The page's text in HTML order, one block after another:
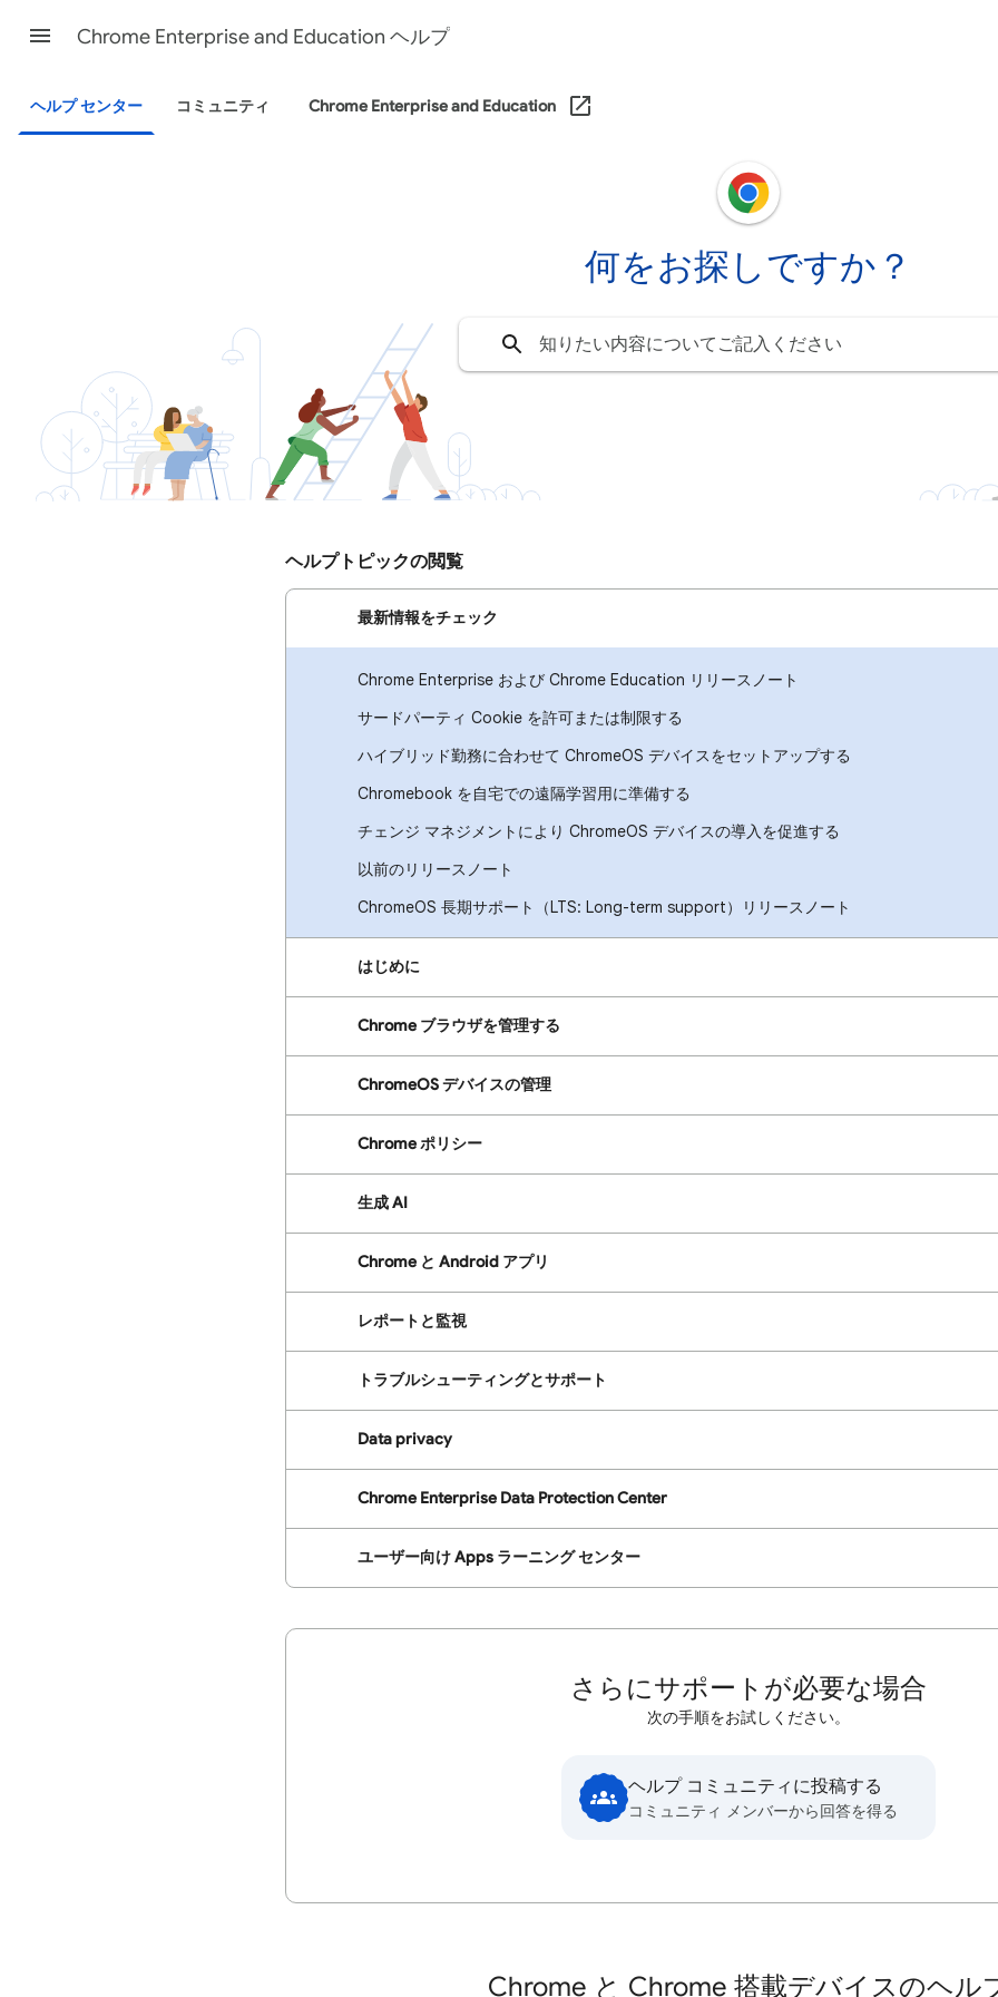
Chrome Enterprise and Education ヘルプ
ヘルプ センター コミュニティ Chrome Enterprise and Education
何をお探しですか？
ヘルプトピックの閲覧
最新情報をチェック
Chrome Enterprise および Chrome Education リリースノート
サードパーティ Cookie を許可または制限する
ハイブリッド勤務に合わせて ChromeOS デバイスをセットアップする
Chromebook を自宅での遠隔学習用に準備する
チェンジ マネジメントにより ChromeOS デバイスの導入を促進する
以前のリリースノート
ChromeOS 長期サポート（LTS: Long-term support）リリースノート
はじめに
Chrome ブラウザを管理する
ChromeOS デバイスの管理
Chrome ポリシー
生成 AI
Chrome と Android アプリ
レポートと監視
トラブルシューティングとサポート
Data privacy
Chrome Enterprise Data Protection Center
ユーザー向け Apps ラーニング センター
さらにサポートが必要な場合
次の手順をお試しください。
ヘルプ コミュニティに投稿する
コミュニティ メンバーから回答を得る
Chrome と Chrome 搭載デバイスのヘル